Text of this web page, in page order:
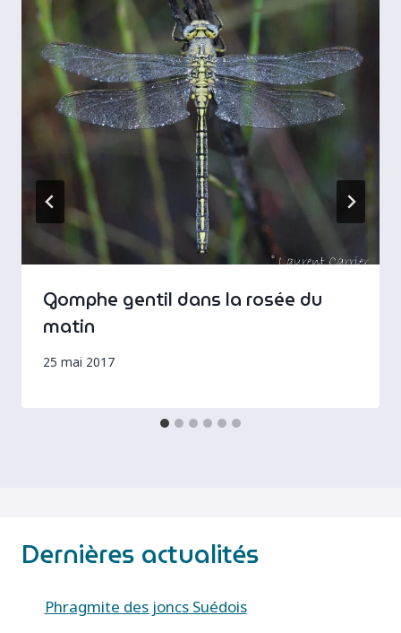
Gomphe gentil dans la rosée du
matin
25 mai 2017
Dernières actualités
Phragmite des joncs Suédois